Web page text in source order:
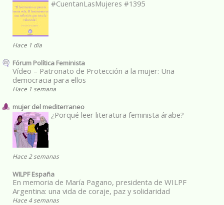
#CuentanLasMujeres #1395
Hace 1 día
Fórum Política Feminista
Vídeo – Patronato de Protección a la mujer: Una
democracia para ellos
Hace 1 semana
mujer del mediterraneo
¿Porqué leer literatura feminista árabe?
Hace 2 semanas
WILPF España
En memoria de María Pagano, presidenta de WILPF
Argentina: una vida de coraje, paz y solidaridad
Hace 4 semanas